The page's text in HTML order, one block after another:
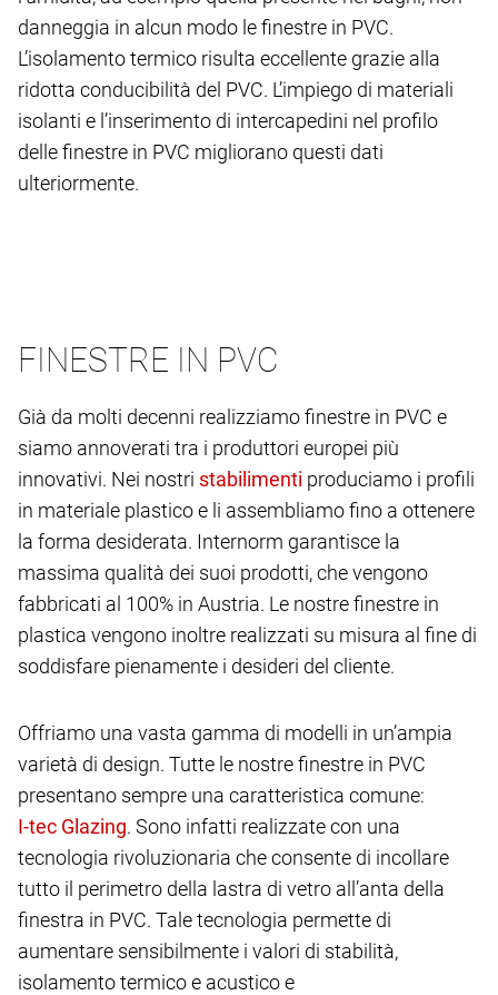
danneggia in alcun modo le finestre in PVC.
L’isolamento termico risulta eccellente grazie alla
ridotta conducibilità del PVC. L’impiego di materiali
isolanti e l’inserimento di intercapedini nel profilo
delle finestre in PVC migliorano questi dati
ulteriormente.
FINESTRE IN PVC
Già da molti decenni realizziamo finestre in PVC e
siamo annoverati tra i produttori europei più
innovativi. Nei nostri
produciamo i profili
in materiale plastico e li assembliamo fino a ottenere
la forma desiderata. Internorm garantisce la
massima qualità dei suoi prodotti, che vengono
fabbricati al 100% in Austria. Le nostre finestre in
plastica vengono inoltre realizzati su misura al fine di
soddisfare pienamente i desideri del cliente.
Offriamo una vasta gamma di modelli in un’ampia
varietà di design. Tutte le nostre finestre in PVC
presentano sempre una caratteristica comune:
. Sono infatti realizzate con una
tecnologia rivoluzionaria che consente di incollare
tutto il perimetro della lastra di vetro all’anta della
finestra in PVC. Tale tecnologia permette di
aumentare sensibilmente i valori di stabilità,
isolamento termico e acustico e